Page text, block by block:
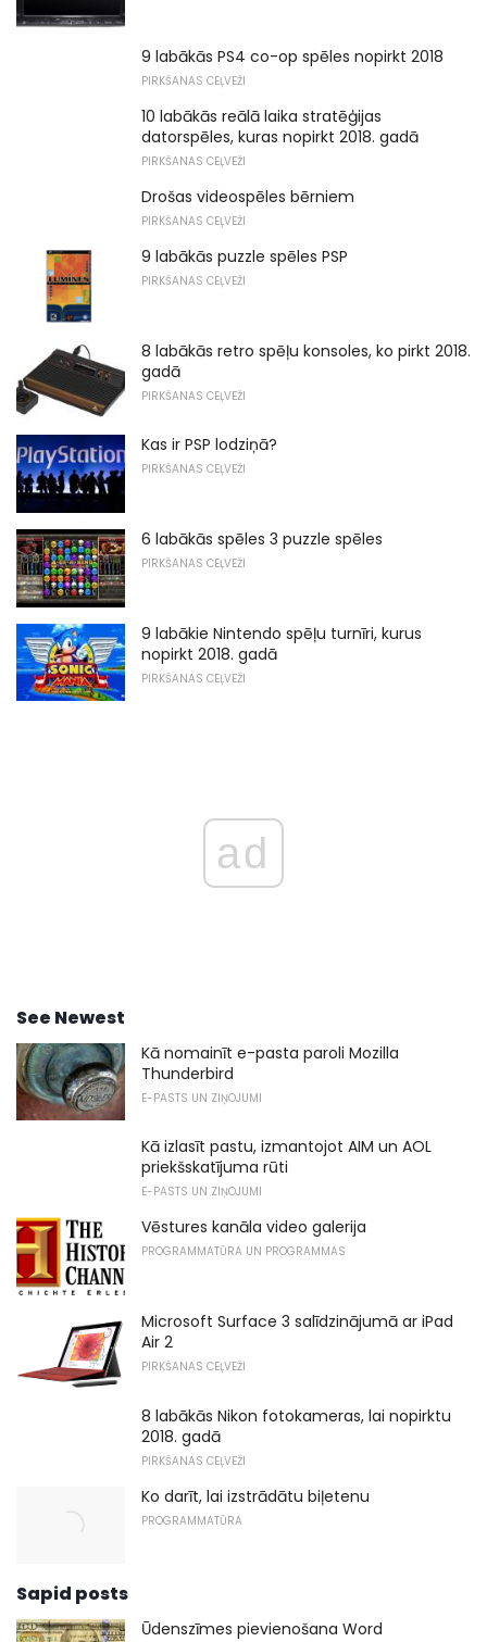
9 labākās PS4 co-op spēles nopirkt 2018
PIRKŠANAS CEĻVEŽI
10 labākās reālā laika stratēģijas
datorspēles, kuras nopirkt 2018. gadā
PIRKŠANAS CEĻVEŽI
Drošas videospēles bērniem
PIRKŠANAS CEĻVEŽI
9 labākās puzzle spēles PSP
PIRKŠANAS CEĻVEŽI
8 labākās retro spēļu konsoles, ko pirkt 2018.
gadā
PIRKŠANAS CEĻVEŽI
Kas ir PSP lodziņā?
PIRKŠANAS CEĻVEŽI
6 labākās spēles 3 puzzle spēles
PIRKŠANAS CEĻVEŽI
9 labākie Nintendo spēļu turnīri, kurus
nopirkt 2018. gadā
PIRKŠANAS CEĻVEŽI
ad
See Newest
Kā nomainīt e-pasta paroli Mozilla
Thunderbird
E-PASTS UN ZIŅOJUMI
Kā izlasīt pastu, izmantojot AIM un AOL
priekšskatījuma rūti
E-PASTS UN ZIŅOJUMI
Vēstures kanāla video galerija
PROGRAMMATŪRA UN PROGRAMMAS
Microsoft Surface 3 salīdzinājumā ar iPad
Air 2
PIRKŠANAS CEĻVEŽI
8 labākās Nikon fotokameras, lai nopirktu
2018. gadā
PIRKŠANAS CEĻVEŽI
Ko darīt, lai izstrādātu biļetenu
PROGRAMMATŪRA
Sapid posts
Ūdenszīmes pievienošana Word